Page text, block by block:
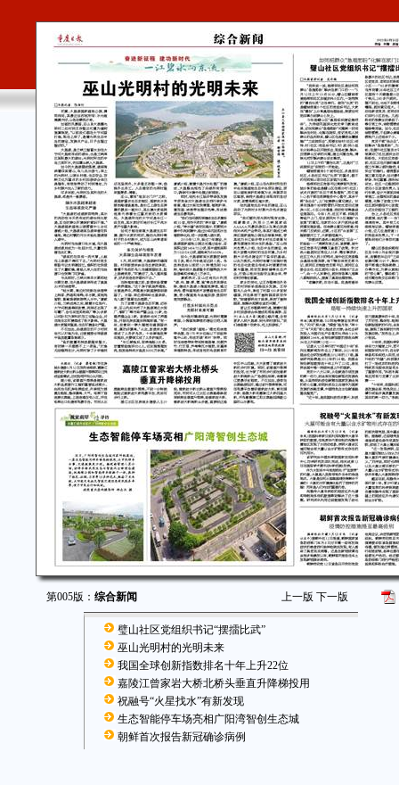
第005版： 综合新闻 上一版 下一版
璧山社区党组织书记“摆擂比武”
巫山光明村的光明未来
我国全球创新指数排名十年上升22位
嘉陵江曾家岩大桥北桥头垂直升降梯投用
祝融号“火星找水”有新发现
生态智能停车场亮相广阳湾智创生态城
朝鲜首次报告新冠确诊病例